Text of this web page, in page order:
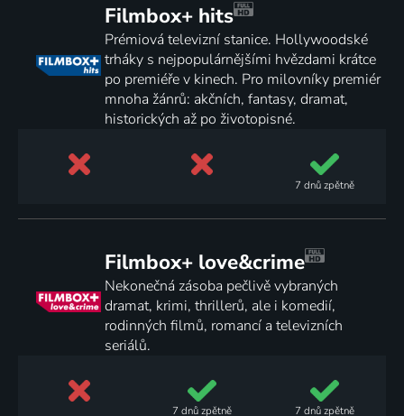
Filmbox+ hits
Prémiová televizní stanice. Hollywoodské
trháky s nejpopulárnějšími hvězdami krátce
po premiéře v kinech. Pro milovníky premiér
mnoha žánrů: akčních, fantasy, dramat,
historických až po životopisné.
7 dnůzpětně
Filmbox+ love&crime
Nekonečná zásoba pečlivě vybraných
dramat, krimi, thrillerů, ale i komedií,
rodinných filmů, romancí a televizních
seriálů.
7 dnůzpětně 7 dnůzpětně